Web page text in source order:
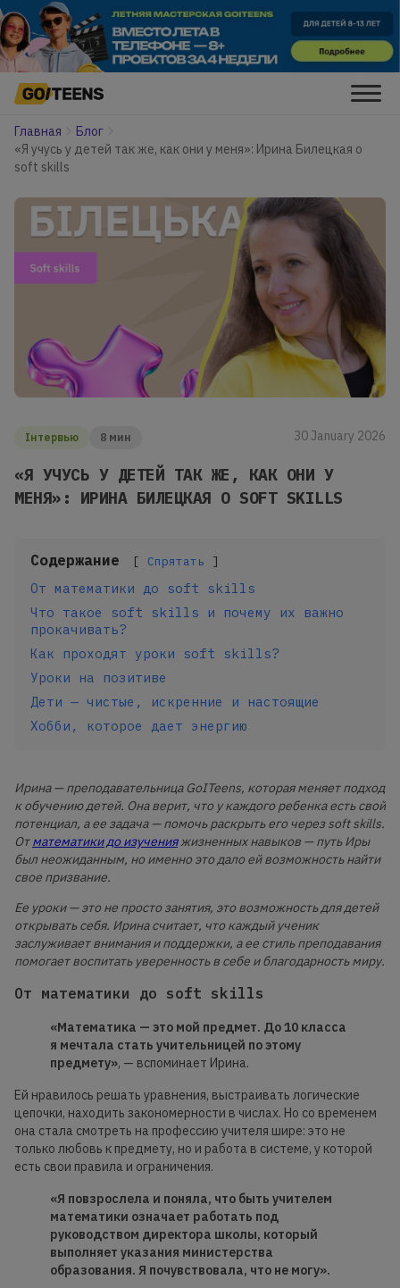
Главная
Блог
«Я учусь у детей так же, как они у меня»: Ирина Билецкая о
soft skills
Інтервью 8 мин 30 January 2026
«Я УЧУСЬ У ДЕТЕЙ ТАК ЖЕ, КАК ОНИ У
МЕНЯ»: ИРИНА БИЛЕЦКАЯ О SOFT SKILLS
Содержание Спрятать
От математики до soft skills
Что такое soft skills и почему их важно
прокачивать?
Как проходят уроки soft skills?
Уроки на позитиве
Дети — чистые, искренние и настоящие
Хобби, которое дает энергию
Ирина — преподавательница GoITeens, которая меняет подход
к обучению детей. Она верит, что у каждого ребенка есть свой
потенциал, а ее задача — помочь раскрыть его через soft skills.
Отматематики до изученияжизненных навыков — путь Иры
был неожиданным, но именно это дало ей возможность найти
свое призвание.
Ее уроки — это не просто занятия, это возможность для детей
открывать себя. Ирина считает, что каждый ученик
заслуживает внимания и поддержки, а ее стиль преподавания
помогает воспитать уверенность в себе и благодарность миру.
От математики до soft skills
«Математика — это мой предмет. До 10 класса
я мечтала стать учительницей по этому
предмету», — вспоминает Ирина.
Ей нравилось решать уравнения, выстраивать логические
цепочки, находить закономерности в числах. Но со временем
она стала смотреть на профессию учителя шире: это не
только любовь к предмету, но и работа в системе, у которой
есть свои правила и ограничения.
«Я повзрослела и поняла, что быть учителем
математики означает работать под
руководством директора школы, который
выполняет указания министерства
образования. Я почувствовала, что не могу».